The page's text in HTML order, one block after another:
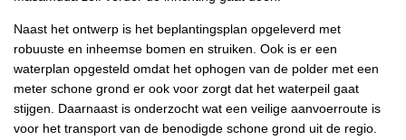
Naast het ontwerp is het beplantingsplan opgeleverd met
robuuste en inheemse bomen en struiken. Ook is er een
waterplan opgesteld omdat het ophogen van de polder met een
meter schone grond er ook voor zorgt dat het waterpeil gaat
stijgen. Daarnaast is onderzocht wat een veilige aanvoerroute is
voor het transport van de benodigde schone grond uit de regio.